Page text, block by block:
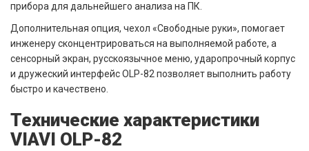
прибора для дальнейшего анализа на ПК.
Дополнительная опция, чехол «Свободные руки», помогает
инженеру сконцентрироваться на выполняемой работе, а
сенсорный экран, русскоязычное меню, ударопрочный корпус
и дружеский интерфейс OLP-82 позволяет выполнить работу
быстро и качествено.
Технические характеристики
VIAVI OLP-82